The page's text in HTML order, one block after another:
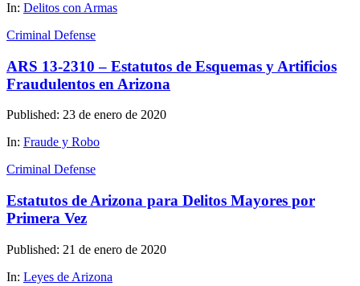
In: Delitos con Armas
Criminal Defense
ARS 13-2310 – Estatutos de Esquemas y Artificios
Fraudulentos en Arizona
Published: 23 de enero de 2020
In: Fraude y Robo
Criminal Defense
Estatutos de Arizona para Delitos Mayores por
Primera Vez
Published: 21 de enero de 2020
In: Leyes de Arizona